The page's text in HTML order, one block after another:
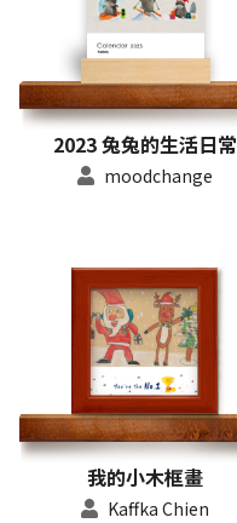
2023 兔兔的生活日常
moodchange
我的小木框畫
Kaffka Chien